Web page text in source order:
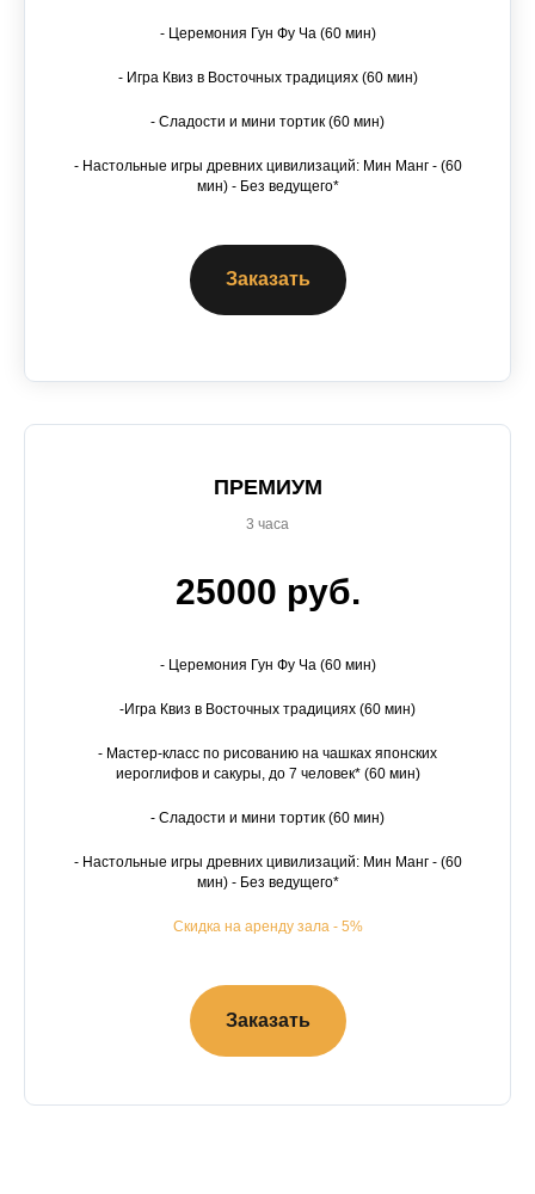
- Церемония Гун Фу Ча (60 мин)
- Игра Квиз в Восточных традициях (60 мин)
- Сладости и мини тортик (60 мин)
- Настольные игры древних цивилизаций: Мин Манг - (60
мин) - Без ведущего*
Заказать
ПРЕМИУМ
3 часа
25000 руб.
- Церемония Гун Фу Ча (60 мин)
-Игра Квиз в Восточных традициях (60 мин)
- Мастер-класс по рисованию на чашках японских
иероглифов и сакуры, до 7 человек* (60 мин)
- Сладости и мини тортик (60 мин)
- Настольные игры древних цивилизаций: Мин Манг - (60
мин) - Без ведущего*
Скидка на аренду зала - 5%
Заказать